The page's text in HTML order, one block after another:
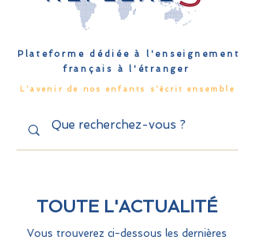
Plateforme dédiée à l'enseignement
français à l'étranger
L'avenir de nos enfants s'écrit ensemble
TOUTE L'ACTUALITÉ
Vous trouverez ci-dessous les dernières